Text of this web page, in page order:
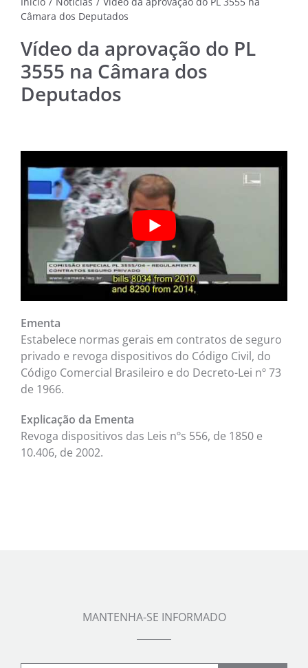
ARTE
Câmara dos Deputados
Vídeo da aprovação do PL
3555 na Câmara dos
Deputados
Ementa
Estabelece normas gerais em contratos de seguro
privado e revoga dispositivos do Código Civil, do
Código Comercial Brasileiro e do Decreto-Lei nº 73
de 1966.
Explicação da Ementa
Revoga dispositivos das Leis nºs 556, de 1850 e
10.406, de 2002.
MANTENHA-SE INFORMADO